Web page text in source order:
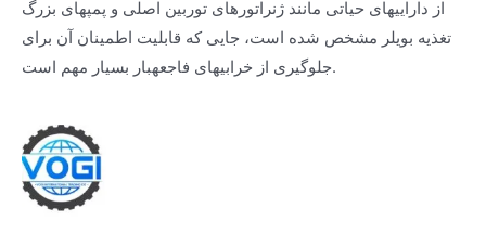
از داراییهای حیاتی مانند ژنراتورهای توربین اصلی و پمپهای بزرگ
تغذیه بویلر مشخص شده است، جایی که قابلیت اطمینان آن برای
جلوگیری از خرابیهای فاجعهبار بسیار مهم است.